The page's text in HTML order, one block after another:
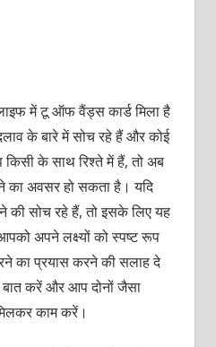
में टू ऑफ वैंड्स कार्ड मिला है
के बारे में सोच रहे हैं और कोई
के साथ रिश्‍ते में हैं, तो अब
अवसर हो सकता है। यदि
की सोच रहे हैं, तो इसके लिए यह
अपने लक्ष्‍यों को स्‍पष्‍ट रूप
का प्रयास करने की सलाह दे
करें और आप दोनों जैसा
काम करें।